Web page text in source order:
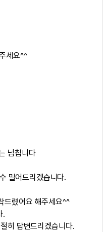
세요^^
넘칩니다
어드리겠습니다.
드렸어요 해주세요^^
.
히 답변드리겠습니다.